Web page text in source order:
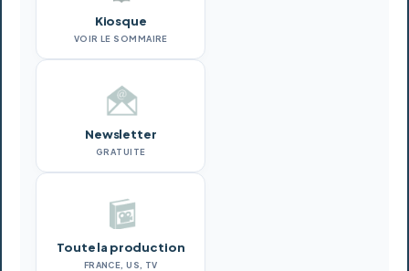
Kiosque
VOIR LE SOMMAIRE
Newsletter
GRATUITE
Toute la production
FRANCE, US, TV